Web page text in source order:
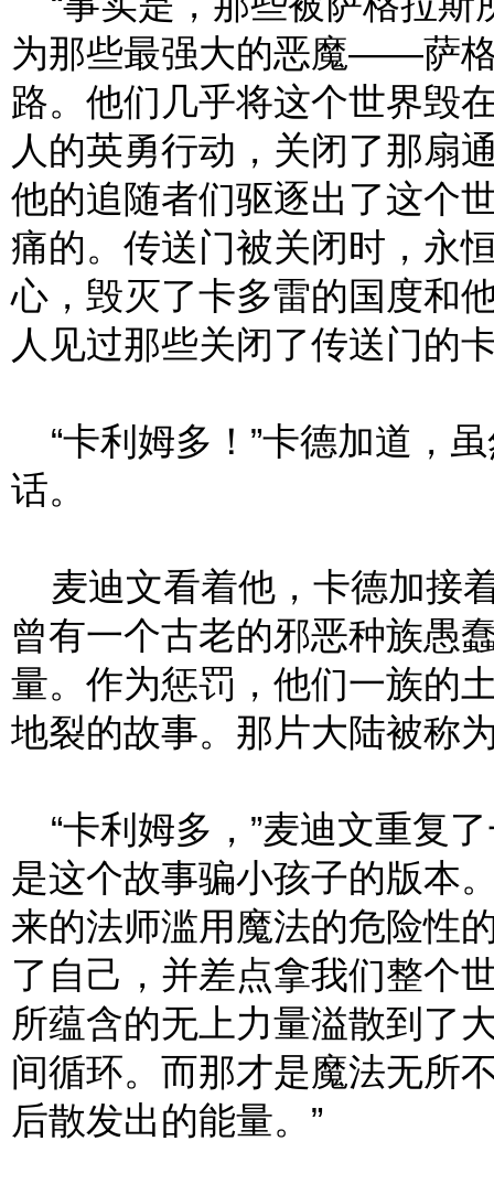
为那些最强大的恶魔——萨
路。他们几乎将这个世界
人的英勇行动，关闭了那扇
他的追随者们驱逐出了这个
痛的。传送门被关闭时，永
心，毁灭了卡多雷的国度和
人见过那些关闭了传送门的
“卡利姆多！”卡德加道，
话。
麦迪文看着他，卡德加接
曾有一个古老的邪恶种族愚
量。作为惩罚，他们一族的
地裂的故事。那片大陆被称
“卡利姆多，”麦迪文重复
是这个故事骗小孩子的版本
来的法师滥用魔法的危险性
了自己，并差点拿我们整个
所蕴含的无上力量溢散到了
间循环。而那才是魔法无
后散发出的能量。”